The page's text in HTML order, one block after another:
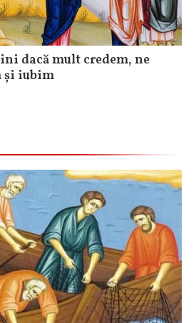
dacă mult credem, ne
și iubim